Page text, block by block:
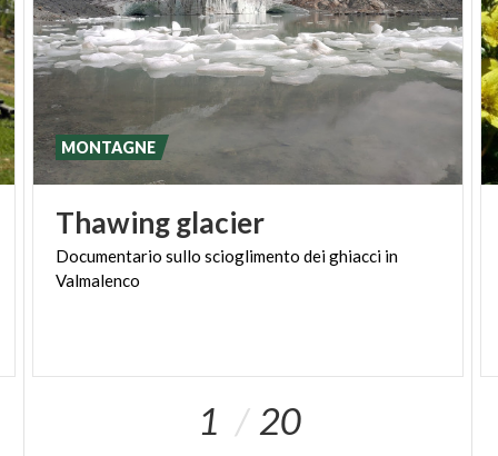
Thawingglacier
Documentario sullo scioglimento deighiacci in
Valmalenco
MONTAGNE
1 20